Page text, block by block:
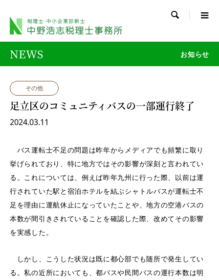

NEWS お知らせ
その他
足立区のコミュニティバスの一部運行終了
2024.03.11
バス運転士不足の問題は昨年からメディアでも頻繁に取り
挙げられており、特に地方ではその影響が深刻と言われてい
る。これについては、例えば昨年九州に行った際、以前は運
行されていた駅と宿泊ホテルを結ぶシャトルバスが運転士不
足を理由に運航休止になっていたことや、地方の空港バスの
本数が間引きされていることを確認した際、改めてその影響
を実感した。
しかし、こうした状況は既に都心部でも随所で発生してい
る。私の近所においても、都バスや民間バスの運行本数は明